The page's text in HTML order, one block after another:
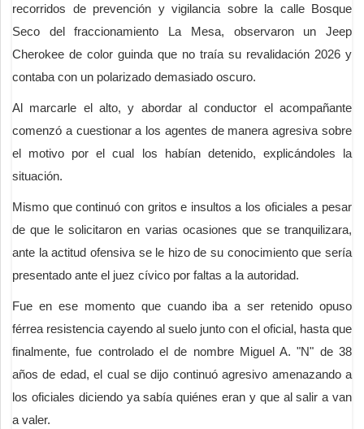
recorridos de prevención y vigilancia sobre la calle Bosque
Seco del fraccionamiento La Mesa, observaron un Jeep
Cherokee de color guinda que no traía su revalidación 2026 y
contaba con un polarizado demasiado oscuro.
Al marcarle el alto, y abordar al conductor el acompañante
comenzó a cuestionar a los agentes de manera agresiva sobre
el motivo por el cual los habían detenido, explicándoles la
situación.
Mismo que continuó con gritos e insultos a los oficiales a pesar
de que le solicitaron en varias ocasiones que se tranquilizara,
ante la actitud ofensiva se le hizo de su conocimiento que sería
presentado ante el juez cívico por faltas a la autoridad.
Fue en ese momento que cuando iba a ser retenido opuso
férrea resistencia cayendo al suelo junto con el oficial, hasta que
finalmente, fue controlado el de nombre Miguel A. "N" de 38
años de edad, el cual se dijo continuó agresivo amenazando a
los oficiales diciendo ya sabía quiénes eran y que al salir a van
a valer.